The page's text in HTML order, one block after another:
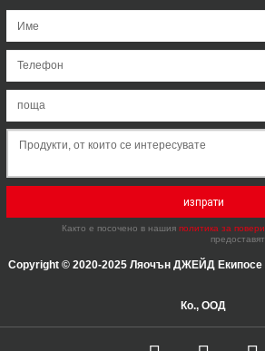
изпрати
Както е посочено в нашия политика за
Copyright © 2020-2025 Ляочън ДЖЕЙД Екипосе
Ко., ООД